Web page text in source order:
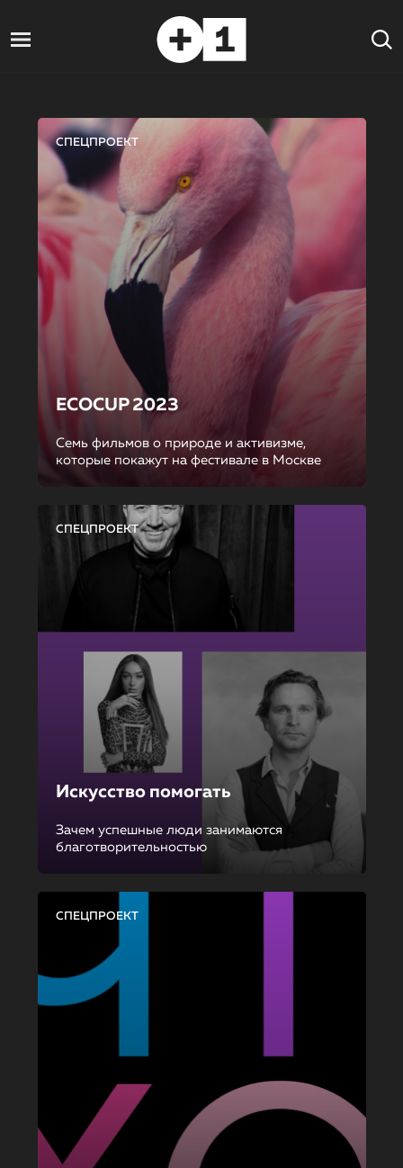
СПЕЦПРОЕКТ
ECOCUP 2023
Семь фильмов о природе и активизме,
которые покажут на фестивале в Москве
СПЕЦПРОЕКТ
Искусство помогать
Зачем успешные люди занимаются
благотворительностью
СПЕЦПРОЕКТ